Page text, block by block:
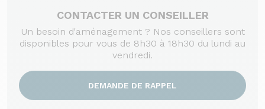
CONTACTER UN CONSEILLER
Un besoin d'aménagement ? Nos conseillers sont
disponibles pour vous de 8h30 à 18h30 du lundi au
vendredi.
DEMANDE DE RAPPEL